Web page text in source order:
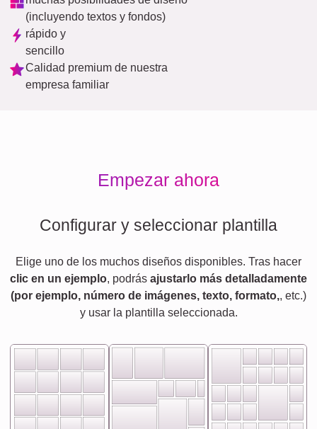
(incluyendo textos y fondos)
rápido y
sencillo
Calidad premium de nuestra
empresa familiar
Empezar ahora
Configurar y seleccionar plantilla
Elige uno de los muchos diseños disponibles. Tras hacer
clic en un ejemplo, podrás ajustarlo más detalladamente
(por ejemplo, número de imágenes, texto, formato,, etc.)
y usar la plantilla seleccionada.